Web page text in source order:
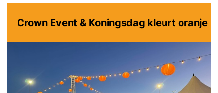
Crown Event & Koningsdag kleurt oranje